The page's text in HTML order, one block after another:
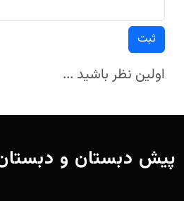
ثبت
اولین نظر باشید ...
پیش دبستان و